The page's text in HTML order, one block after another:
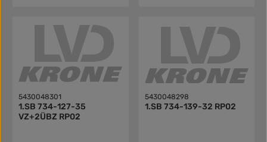
5430048301
1.SB 734-127-35
VZ+2ÜBZ RP02
5430048298
1.SB 734-139-32 RP02